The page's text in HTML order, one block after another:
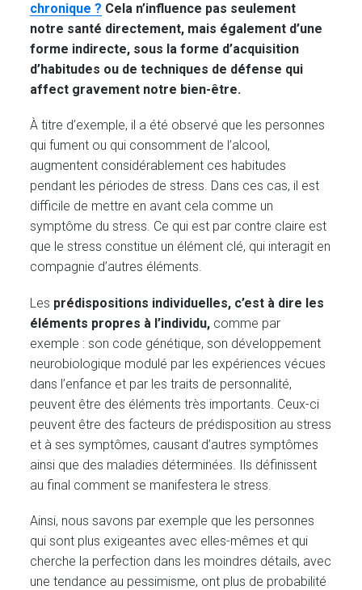
chronique ? Cela n’influence pas seulement
notre santé directement, mais également d’une
forme indirecte, sous la forme d’acquisition
d’habitudes ou de techniques de défense qui
affect gravement notre bien-être.
À titre d’exemple, il a été observé que les personnes
qui fument ou qui consomment de l’alcool,
augmentent considérablement ces habitudes
pendant les périodes de stress. Dans ces cas, il est
difficile de mettre en avant cela comme un
symptôme du stress. Ce qui est par contre claire est
que le stress constitue un élément clé, qui interagit en
compagnie d’autres éléments.
Les prédispositions individuelles, c’est à dire les
éléments propres à l’individu, comme par
exemple : son code génétique, son développement
neurobiologique modulé par les expériences vécues
dans l’enfance et par les traits de personnalité,
peuvent être des éléments très importants. Ceux-ci
peuvent être des facteurs de prédisposition au stress
et à ses symptômes, causant d’autres symptômes
ainsi que des maladies déterminées. Ils définissent
au final comment se manifestera le stress.
Ainsi, nous savons par exemple que les personnes
qui sont plus exigeantes avec elles-mêmes et qui
cherche la perfection dans les moindres détails, avec
une tendance au pessimisme, ont plus de probabilité